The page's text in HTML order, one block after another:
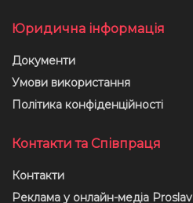
Юридична інформація
Документи
Умови використання
Політика конфіденційності
Контакти та Співпраця
Контакти
Реклама у онлайн-медіа Proslav